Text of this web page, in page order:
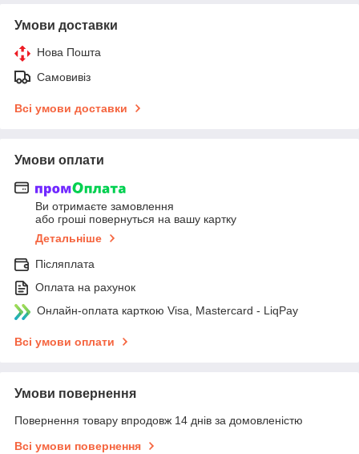
Умови доставки
Нова Пошта
Самовивіз
Всі умови доставки
Умови оплати
Ви отримаєте замовлення
або гроші повернуться на вашу картку
Детальніше
Післяплата
Оплата на рахунок
Онлайн-оплата карткою Visa, Mastercard - LiqPay
Всі умови оплати
Умови повернення
Повернення товару впродовж 14 днів за домовленістю
Всі умови повернення